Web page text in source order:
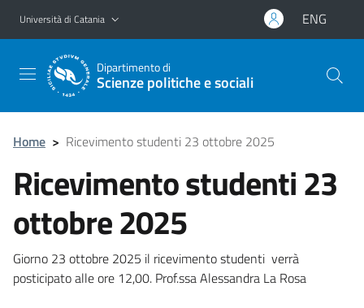
Vai al contenuto principale
Vai al menu di navigazione
Università di Catania ENG
Dipartimento di
Scienze politiche e sociali
Home > Ricevimento studenti 23 ottobre 2025
Ricevimento studenti 23
ottobre 2025
Giorno 23 ottobre 2025 il ricevimento studenti verrà
posticipato alle ore 12,00. Prof.ssa Alessandra La Rosa